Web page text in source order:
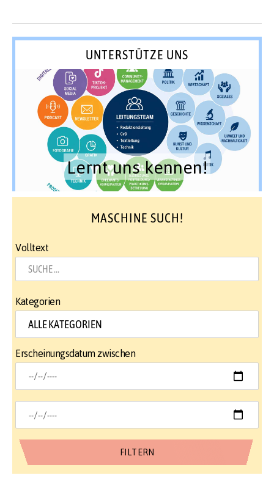
UNTERSTÜTZE UNS
Lernt uns kennen!
MASCHINE SUCH!
Volltext
Kategorien
Erscheinungsdatum zwischen